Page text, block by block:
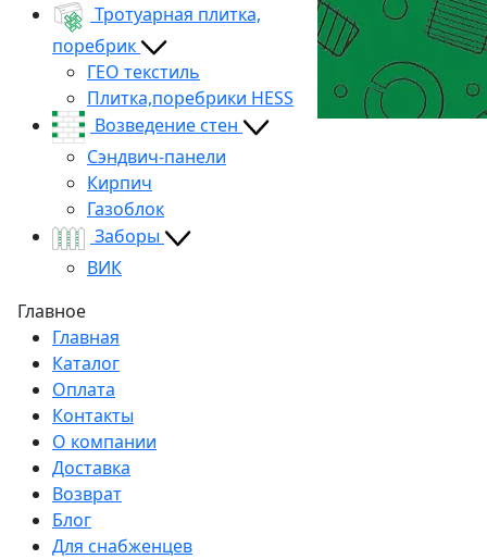
Тротуарная плитка,
поребрик
ГЕО текстиль
Плитка,поребрики HESS
Возведение стен
Сэндвич-панели
Кирпич
Газоблок
Заборы
ВИК
Главное
Главная
Каталог
Оплата
Контакты
О компании
Доставка
Возврат
Блог
Для снабженцев